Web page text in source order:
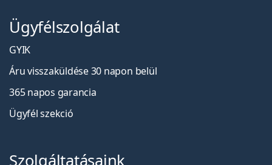
Ügyfélszolgálat
GYIK
Áru visszaküldése 30 napon belül
365 napos garancia
Ügyfél szekció
Szolgáltatásaink